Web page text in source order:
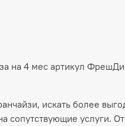
на 4 мес артикул
искать более
услуги.